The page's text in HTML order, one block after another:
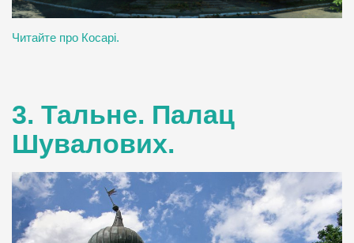
Читайте про Косарі.
3. Тальне. Палац
Шувалових.